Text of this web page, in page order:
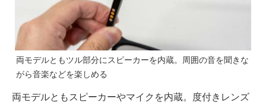
両モデルともツル部分にスピーカーを内蔵。周囲の音を聞きな
がら音楽などを楽しめる
両モデルともスピーカーやマイクを内蔵。度付きレンズ